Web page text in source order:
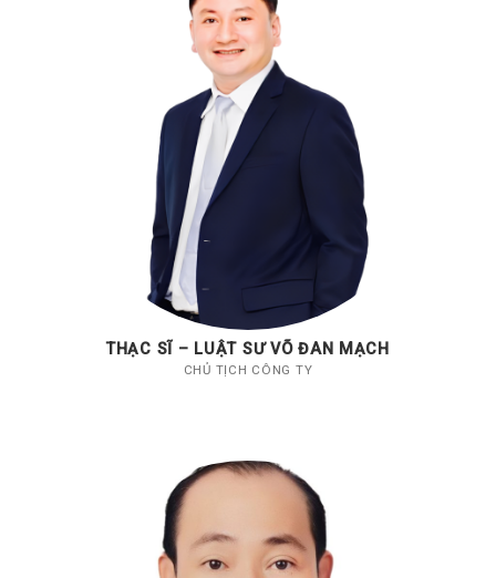
THẠC SĨ – LUẬT SƯ VÕ ĐAN MẠCH
CHỦ TỊCH CÔNG TY